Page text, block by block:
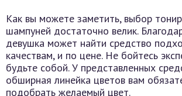
Как вы можете заметить, выбор
шампуней достаточно велик.
девушка может найти средство
качествам, и по цене. Не бойтесь
будьте собой. У представленных
обширная линейка цветов вам
подобрать желаемый цвет.